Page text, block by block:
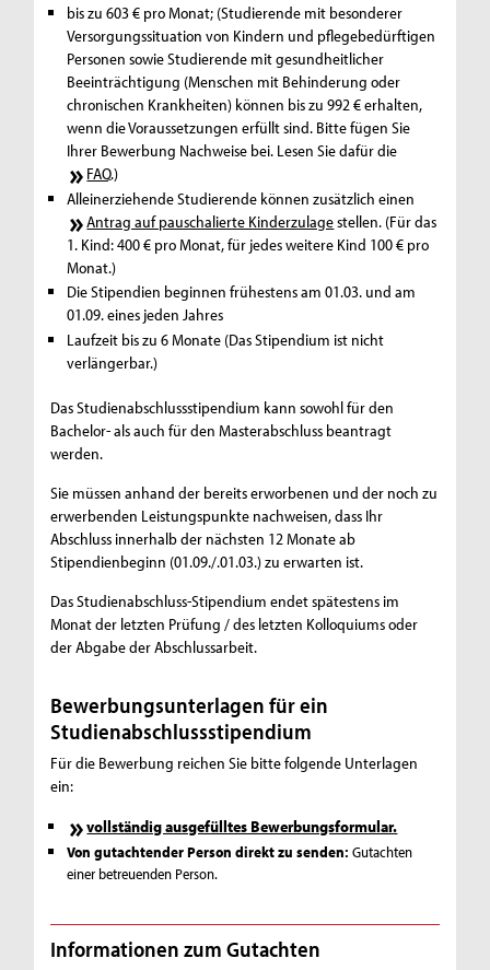
bis zu 603 € pro Monat; (Studierende mit besonderer
Versorgungssituation von Kindern und pflegebedürftigen
Personen sowie Studierende mit gesundheitlicher
Beeinträchtigung (Menschen mit Behinderung oder
chronischen Krankheiten) können bis zu 992 € erhalten,
wenn die Voraussetzungen erfüllt sind. Bitte fügen Sie
Ihrer Bewerbung Nachweise bei. Lesen Sie dafür die
FAQ.)
Alleinerziehende Studierende können zusätzlich einen
Antrag auf pauschalierte Kinderzulagestellen. (Für das
1. Kind: 400 € pro Monat, für jedes weitere Kind 100 € pro
Monat.)
Die Stipendien beginnen frühestens am 01.03. und am
01.09. eines jeden Jahres
Laufzeit bis zu 6 Monate (Das Stipendium ist nicht
verlängerbar.)
Das Studienabschlussstipendium kann sowohl für den
Bachelor- als auch für den Masterabschluss beantragt
werden.
Sie müssen anhand der bereits erworbenen und der noch zu
erwerbenden Leistungspunkte nachweisen, dass Ihr
Abschluss innerhalb der nächsten 12 Monate ab
Stipendienbeginn (01.09./.01.03.) zu erwarten ist.
Das Studienabschluss-Stipendium endet spätestens im
Monat der letzten Prüfung / des letzten Kolloquiums oder
der Abgabe der Abschlussarbeit.
Bewerbungsunterlagen für ein
Studienabschlussstipendium
Für die Bewerbung reichen Sie bitte folgende Unterlagen
ein:
vollständig ausgefülltes Bewerbungsformular.
Von gutachtender Person direkt zu senden:Gutachten
einer betreuenden Person.
Informationen zum Gutachten